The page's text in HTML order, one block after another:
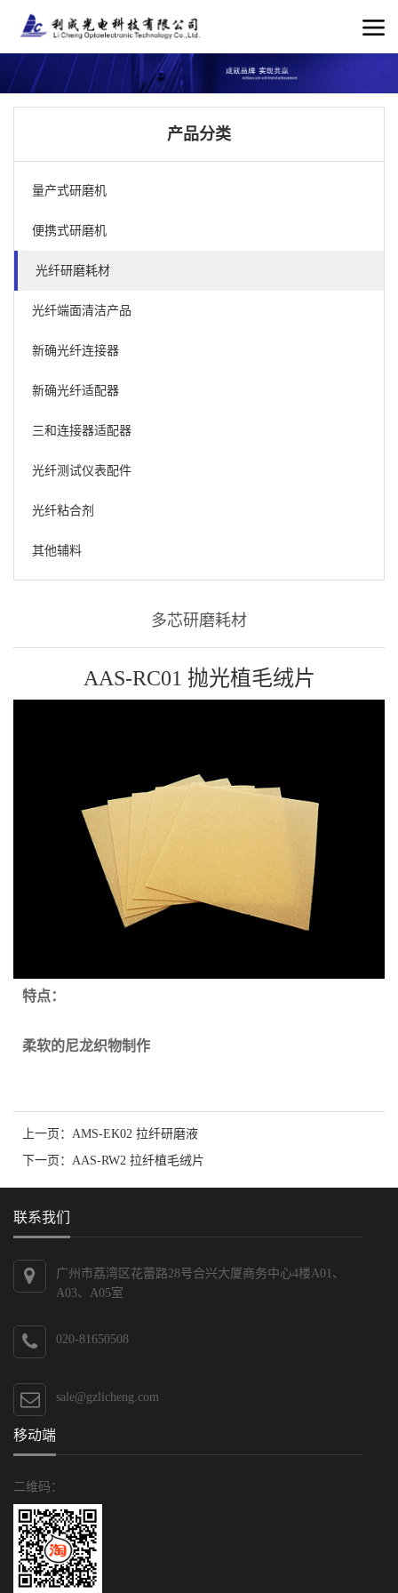
产品分类
量产式研磨机
便携式研磨机
光纤研磨耗材
光纤端面清洁产品
新确光纤连接器
新确光纤适配器
三和连接器适配器
光纤测试仪表配件
光纤粘合剂
其他辅料
多芯研磨耗材
AAS-RC01 抛光植毛绒片
特点：
柔软的尼龙织物制作
上一页： AMS-EK02 拉纤研磨液
下一页： AAS-RW2 拉纤植毛绒片
联系我们
广州市荔湾区花蕾路28号合兴大厦商务中心4楼A01、
A03、A05室
020-81650508
sale@gzlicheng.com
移动端
二维码：